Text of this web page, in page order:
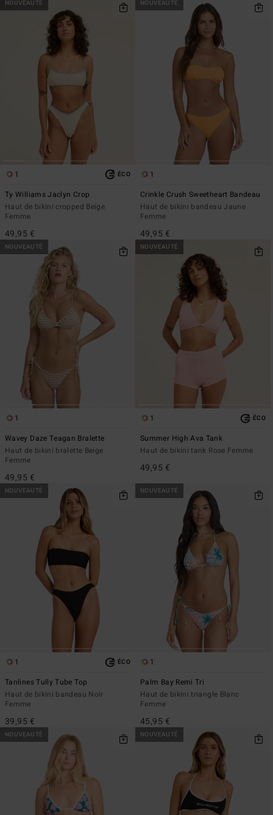
NOUVEAUTÉ
1 ÉCO
Ty Williams Jaclyn Crop
Haut de bikini cropped Beige
Femme
49,95 €
NOUVEAUTÉ
1
Crinkle Crush Sweetheart Bandeau
Haut de bikini bandeau Jaune
Femme
49,95 €
NOUVEAUTÉ
1
Wavey Daze Teagan Bralette
Haut de bikini bralette Beige
Femme
49,95 €
NOUVEAUTÉ
1 ÉCO
Summer High Ava Tank
Haut de bikini tank Rose Femme
49,95 €
NOUVEAUTÉ
1 ÉCO
Tanlines Tully Tube Top
Haut de bikini bandeau Noir
Femme
39,95 €
NOUVEAUTÉ
1
Palm Bay Remi Tri
Haut de bikini triangle Blanc
Femme
45,95 €
NOUVEAUTÉ NOUVEAUTÉ